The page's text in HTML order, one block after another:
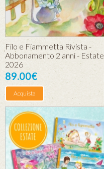
Filo e Fiammetta Rivista -
Abbonamento 2 anni - Estate
2026
89.00€
Acquista